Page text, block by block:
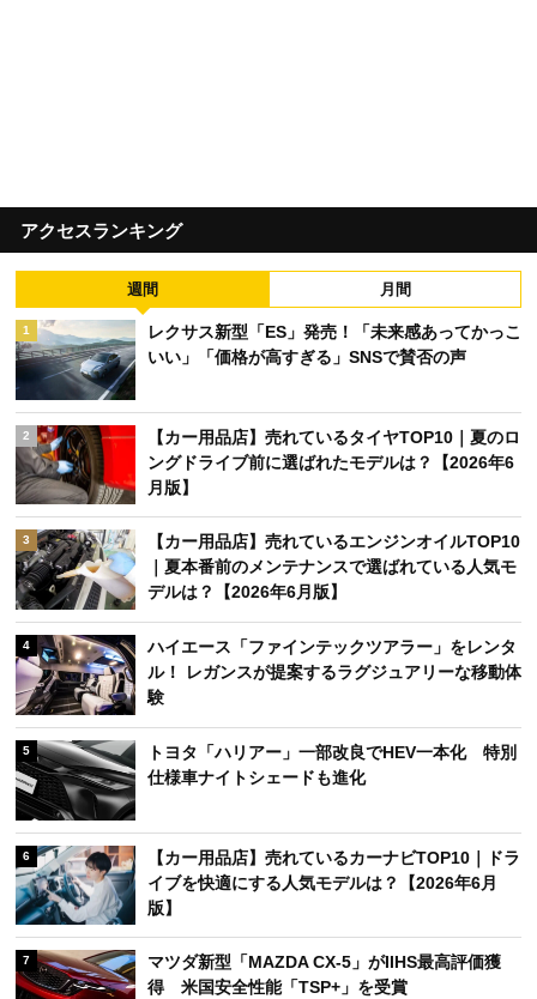
アクセスランキング
週間 月間
1
レクサス新型「ES」発売！「未来感あってかっこ
いい」「価格が高すぎる」SNSで賛否の声
2
【カー用品店】売れているタイヤTOP10｜夏のロ
ングドライブ前に選ばれたモデルは？【2026年6
月版】
3
【カー用品店】売れているエンジンオイルTOP10
｜夏本番前のメンテナンスで選ばれている人気モ
デルは？【2026年6月版】
4
ハイエース「ファインテックツアラー」をレンタ
ル！ レガンスが提案するラグジュアリーな移動体
験
5
トヨタ「ハリアー」一部改良でHEV一本化 特別
仕様車ナイトシェードも進化
6
【カー用品店】売れているカーナビTOP10｜ドラ
イブを快適にする人気モデルは？【2026年6月
版】
7
マツダ新型「MAZDA CX-5」がIIHS最高評価獲
得 米国安全性能「TSP+」を受賞